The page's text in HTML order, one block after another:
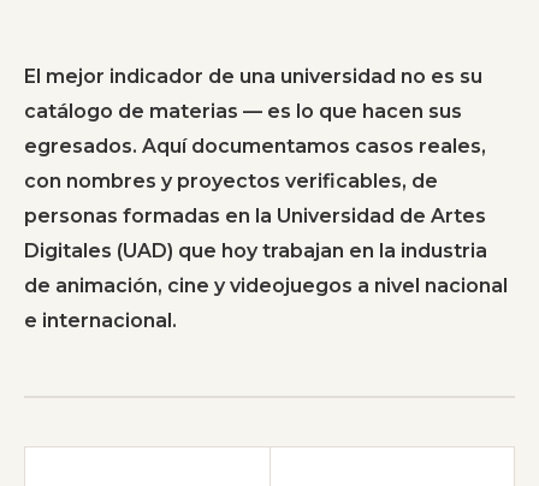
El mejor indicador de una universidad no es su
catálogo de materias — es lo que hacen sus
egresados. Aquí documentamos casos reales,
con nombres y proyectos verificables, de
personas formadas en la Universidad de Artes
Digitales (UAD) que hoy trabajan en la industria
de animación, cine y videojuegos a nivel nacional
e internacional.